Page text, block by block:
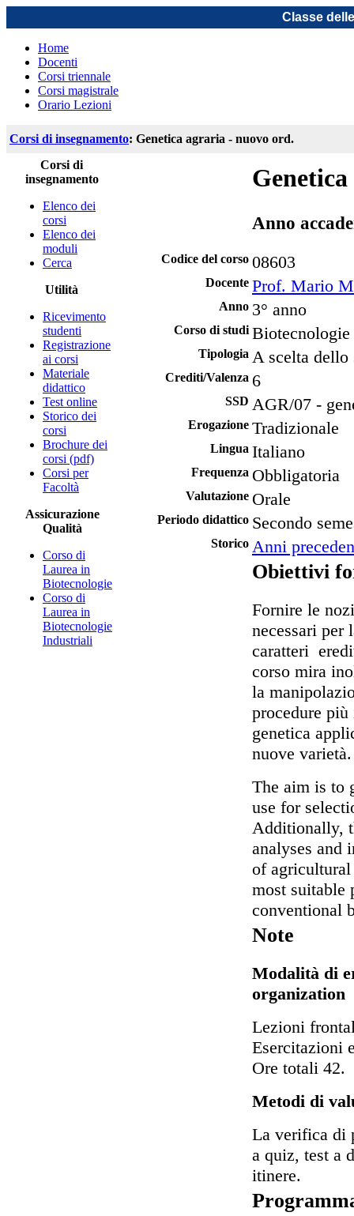
Classe
Home
Docenti
Corsi triennale
Corsi magistrale
Orario Lezioni
Corsi di insegnamento: Genetica agraria - nuovo ord.
Corsi di
insegnamento
Elenco dei
corsi
Elenco dei
moduli
Cerca
Utilità
Ricevimento
studenti
Registrazione
ai corsi
Materiale
didattico
Test online
Storico dei
corsi
Brochure dei
corsi (pdf)
Corsi per
Facoltà
Assicurazione
Qualità
Corso di
Laurea in
Biotecnologie
Corso di
Laurea in
Biotecnologie
Industriali
Anno
Codice del corso 08603
Docente Prof. Mario
Anno 3° anno
Corso di studi Biotecnologie
Tipologia A scelta dello
Crediti/Valenza 6
SSD AGR/07 -
Erogazione Tradizionale
Lingua Italiano
Frequenza Obbligatoria
Valutazione Orale
Periodo didattico Secondo
Storico Anni
Obiettivi
Fornire le
necessari per
caratteri
corso mira
la
procedure
genetica
nuove varietà.
The aim is to
use for
Additionally,
analyses and
of
most suitable
conventional
Note
Modalità di
organization
Lezioni
Esercitazioni
Ore totali 42.
Metodi di
La verifica di
a quiz, test a
itinere.